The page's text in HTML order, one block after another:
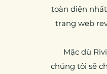
toàn diện
trang web
Mặc dù
chúng tôi sẽ